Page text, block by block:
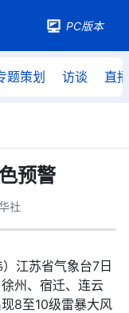
PC版本
题策划 访谈 直播
预警
社
江苏省气象台7日
州、宿迁、连云
8至10级雷暴大风